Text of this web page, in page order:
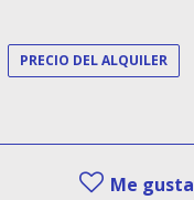
PRECIO DEL ALQUILER
Me gusta